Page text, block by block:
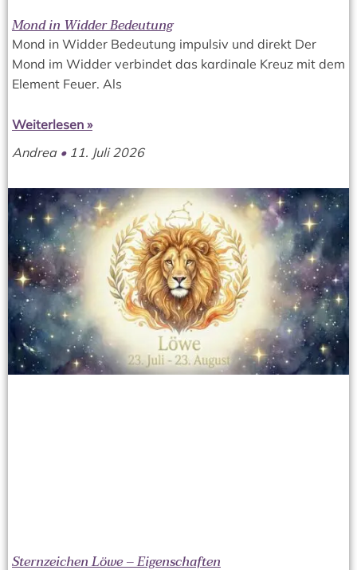
Mond in Widder Bedeutung
Mond in Widder Bedeutung impulsiv und direkt Der
Mond im Widder verbindet das kardinale Kreuz mit dem
Element Feuer. Als
Weiterlesen »
Andrea 11. Juli 2026
Sternzeichen Löwe – Eigenschaften